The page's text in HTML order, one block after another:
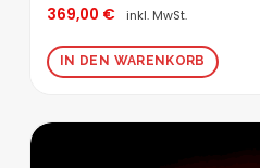
Bewertet
von 5
369,00 € inkl. MwSt.
IN DEN WARENKORB